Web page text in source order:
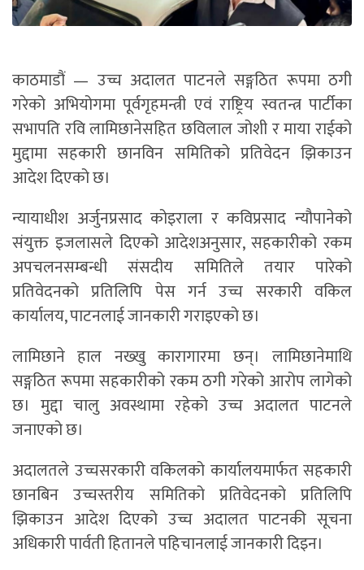
काठमाडौं — उच्च अदालत पाटनले सङ्गठित रूपमा ठगी
गरेको अभियोगमा पूर्वगृहमन्त्री एवं राष्ट्रिय स्वतन्त्र पार्टीका
सभापति रवि लामिछानेसहित छविलाल जोशी र माया राईको
मुद्दामा सहकारी छानविन समितिको प्रतिवेदन झिकाउन
आदेश दिएको छ।
न्यायाधीश अर्जुनप्रसाद कोइराला र कविप्रसाद न्यौपानेको
संयुक्त इजलासले दिएको आदेशअनुसार, सहकारीको रकम
अपचलनसम्बन्धी संसदीय समितिले तयार पारेको
प्रतिवेदनको प्रतिलिपि पेस गर्न उच्च सरकारी वकिल
कार्यालय, पाटनलाई जानकारी गराइएको छ।
लामिछाने हाल नख्खु कारागारमा छन्। लामिछानेमाथि
सङ्गठित रूपमा सहकारीको रकम ठगी गरेको आरोप लागेको
छ। मुद्दा चालु अवस्थामा रहेको उच्च अदालत पाटनले
जनाएको छ।
अदालतले उच्चसरकारी वकिलको कार्यालयमार्फत सहकारी
छानबिन उच्चस्तरीय समितिको प्रतिवेदनको प्रतिलिपि
झिकाउन आदेश दिएको उच्च अदालत पाटनकी सूचना
अधिकारी पार्वती हितानले पहिचानलाई जानकारी दिइन।